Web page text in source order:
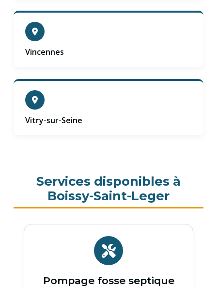
Vincennes
Vitry-sur-Seine
Services disponibles à
Boissy-Saint-Leger
Pompage fosse septique